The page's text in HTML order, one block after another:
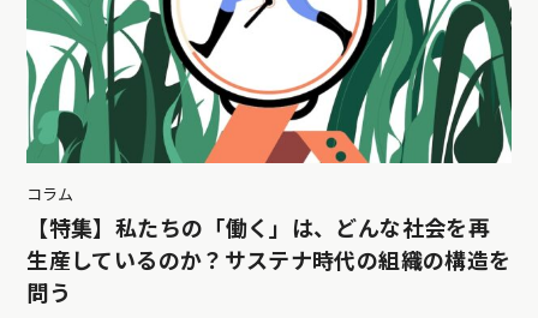
コラム
【特集】私たちの「働く」は、どんな社会を再
生産しているのか？サステナ時代の組織の構造を
問う